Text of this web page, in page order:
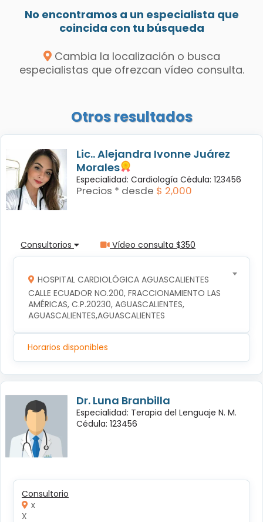
No encontramos a un especialista que
coincida con tu búsqueda
Cambia la localización o busca
especialistas que ofrezcan vídeo consulta.
Otros resultados
Lic.. Alejandra Ivonne Juárez
Morales
Especialidad: Cardiología Cédula: 123456
Precios * desde $ 2,000
Consultorios Vídeo consulta $350
HOSPITAL CARDIOLÓGICA AGUASCALIENTES
CALLE ECUADOR NO.200, FRACCIONAMIENTO LAS
AMÉRICAS, C.P.20230, AGUASCALIENTES,
AGUASCALIENTES,AGUASCALIENTES
Horarios disponibles
Dr. Luna Branbilla
Especialidad: Terapia del Lenguaje N. M.
Cédula: 123456
Consultorio
x
X